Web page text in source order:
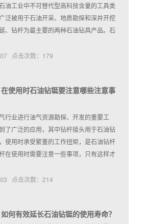
油工业中不可替代型高科技含量的工具类
泛被用于石油开采、地质勘探和深井开挖
、钻杆为最主要的两种石油钻具产品。石
点击次数：179
在使用时石油钻铤要注意哪些注意事
行业进行油气资源勘探、开发的重要工
了广泛的应用，其中钻杆接头用于石油钻
使用时承受繁重的工作扭矩，是石油钻杆
在使用时需要注意一些事项，只有这样才
点击次数：214
如何有效延长石油钻铤的使用寿命？